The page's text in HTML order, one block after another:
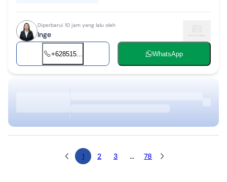
Diperbarui 10 jam yang lalu oleh
Inge
+628515... WhatsApp
1 2 3 ... 78